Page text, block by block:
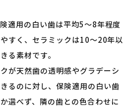
適用の白い歯は平均5〜8年程度
すく、セラミックは10〜20年以
る素材です。
が天然歯の透明感やグラデーシ
るのに対し、保険適用の白い歯
選べず、隣の歯との色合わせに